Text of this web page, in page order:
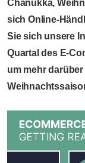
Chanukka,
sich Online-
Sie sich unsere
Quartal des E-
um mehr